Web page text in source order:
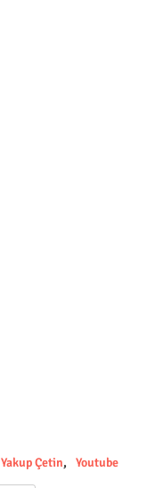
Yakup Çetin Youtube